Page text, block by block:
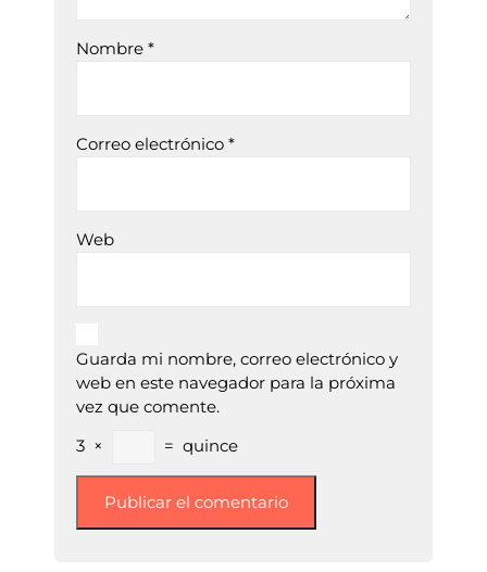
Nombre *
Correo electrónico *
Web
Guarda mi nombre, correo electrónico y
web en este navegador para la próxima
vez que comente.
3 × = quince